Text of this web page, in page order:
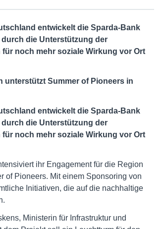
entwickelt die Sparda-Bank
die Unterstützung der
noch mehr soziale Wirkung vor Ort
unterstützt Summer of Pioneers in
entwickelt die Sparda-Bank
die Unterstützung der
noch mehr soziale Wirkung vor Ort
ihr Engagement für die Region
of Pioneers. Mit einem Sponsoring von
Initiativen, die auf die nachhaltige
Ministerin für Infrastruktur und